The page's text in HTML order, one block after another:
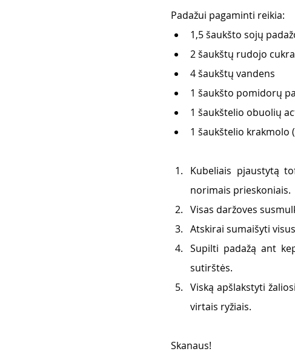
Padažui pagaminti reikia:
1,5 šaukšto sojų
2 šaukštų rudojo
4 šaukštų vandens
1 šaukšto pomidorų
1 šaukštelio obuolių
1 šaukštelio krakmolo
Kubeliais pjaustytą
norimais prieskoniais.
Visas daržoves
Atskirai sumaišyti
Supilti padažą ant
sutirštės.
Viską apšlakstyti
virtais ryžiais.
Skanaus!